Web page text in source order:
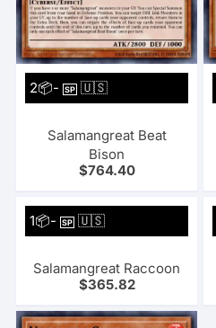
2📦-SP 🇺🇸
Salamangreat Beat
Bison
$764.40
1📦-SP 🇺🇸
Salamangreat Raccoon
$365.82